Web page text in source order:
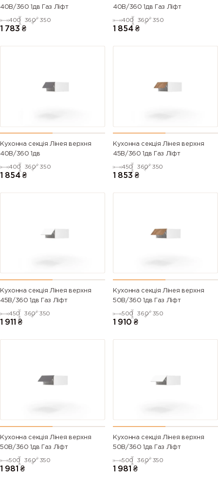
40В/360 1дв Газ Ліфт
400 360 350
1 783 ₴
40В/360 1дв Газ Ліфт
400 360 350
1 854 ₴
Кухонна секція Лінея верхня
40В/360 1дв
400 360 350
1 854 ₴
Кухонна секція Лінея верхня
45В/360 1дв Газ Ліфт
450 360 350
1 853 ₴
Кухонна секція Лінея верхня
45В/360 1дв Газ Ліфт
450 360 350
1 911 ₴
Кухонна секція Лінея верхня
50В/360 1дв Газ Ліфт
500 360 350
1 910 ₴
Кухонна секція Лінея верхня
50В/360 1дв Газ Ліфт
500 360 350
1 981 ₴
Кухонна секція Лінея верхня
50В/360 1дв Газ Ліфт
500 360 350
1 981 ₴